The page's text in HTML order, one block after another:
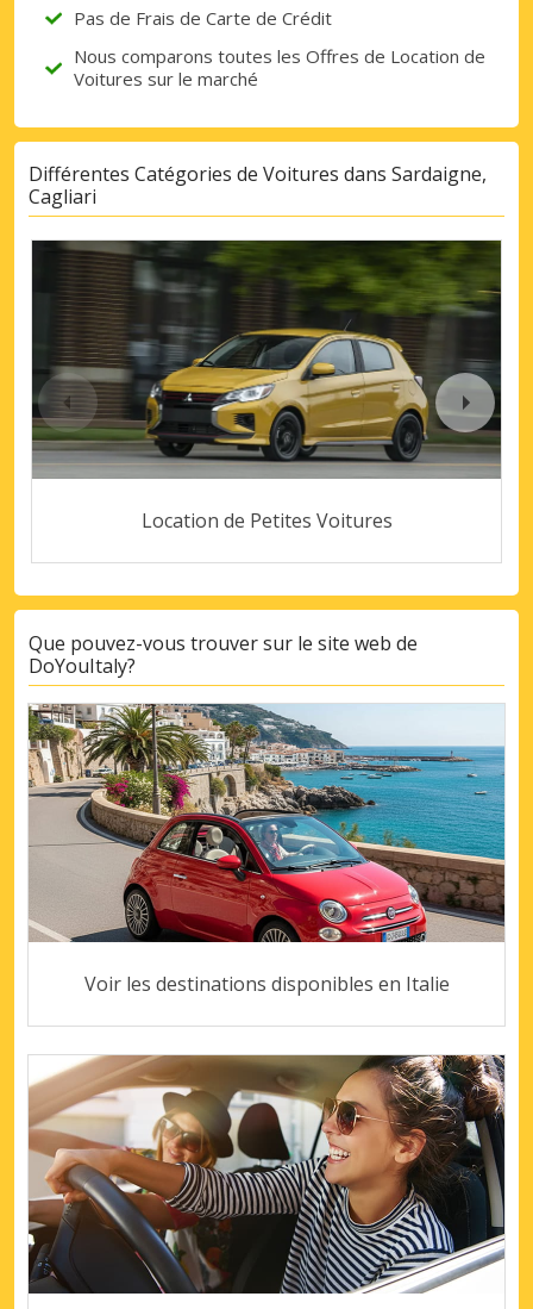
Pas de Frais de Carte de Crédit
Nous comparons toutes les Offres de Location de
Voitures sur le marché
Différentes Catégories de Voitures dans Sardaigne,
Cagliari
Location de Petites Voitures
Que pouvez-vous trouver sur le site web de
DoYouItaly?
Voir les destinations disponibles en Italie